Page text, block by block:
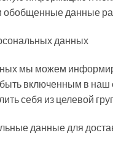
обобщенные данные
данных
мы можем
включенным в наш
себя из целевой
данные для